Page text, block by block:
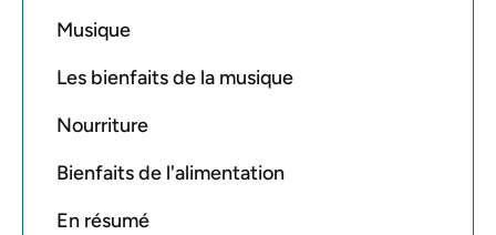
Musique
Les bienfaits de la musique
Nourriture
Bienfaits de l'alimentation
En résumé